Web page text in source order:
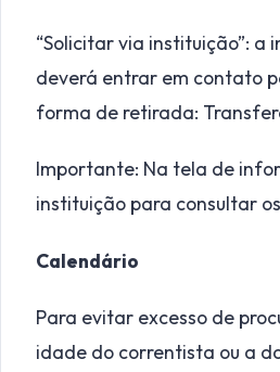
“Solicitar via instituição”:
deverá entrar em contato
forma de retirada:
Importante: Na tela de
instituição para consultar
Calendário
Para evitar excesso de
idade do correntista ou a